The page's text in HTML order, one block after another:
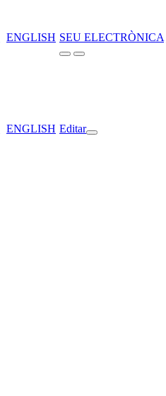
ENGLISH SEU ELECTRÒNICA
ENGLISH Editar